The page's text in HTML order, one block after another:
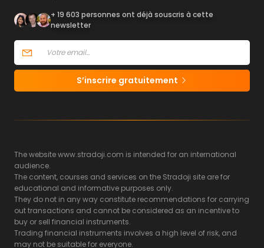
+ 19 603 personnes ont déjà souscris à cette
newsletter
S’inscrire gratuitement
The website www.stradoji.com is intended for an international
audience.
The content, courses and services on the Stradoji site are for
educational and informative purposes only.
They do not in any way constitute recommendations for carrying
out transactions and cannot be considered as an incentive to
buy or sell financial instruments.
Trading financial instruments involves a high level of risk, and
may not be suitable for everyone.